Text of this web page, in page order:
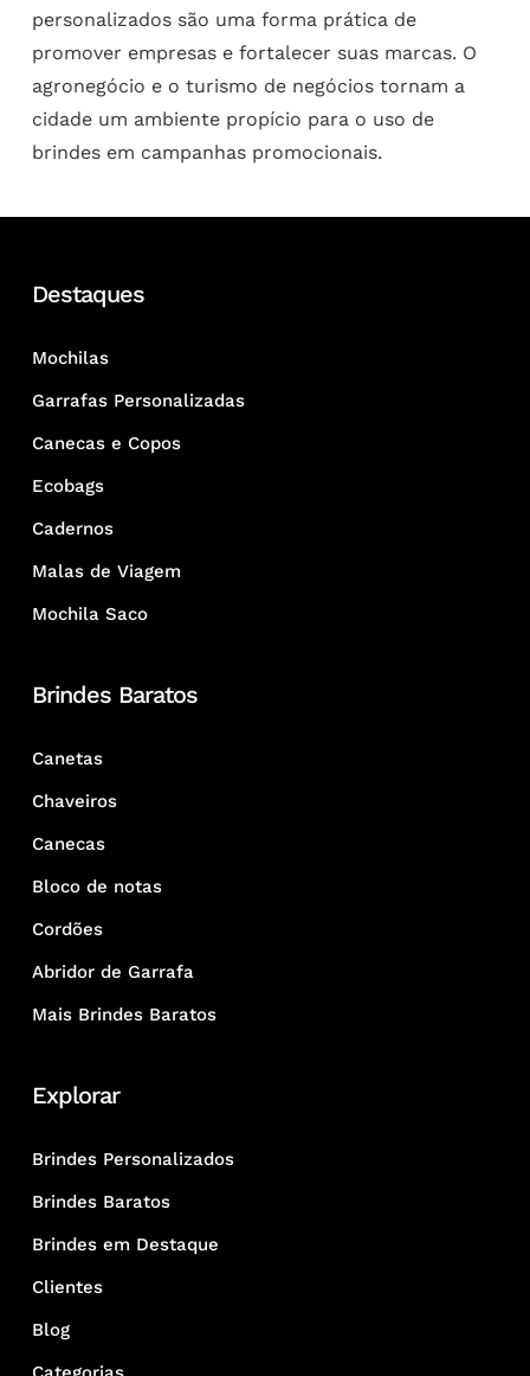
personalizados são uma forma prática de
promover empresas e fortalecer suas marcas. O
agronegócio e o turismo de negócios tornam a
cidade um ambiente propício para o uso de
brindes em campanhas promocionais.
Destaques
Mochilas
Garrafas Personalizadas
Canecas e Copos
Ecobags
Cadernos
Malas de Viagem
Mochila Saco
Brindes Baratos
Canetas
Chaveiros
Canecas
Bloco de notas
Cordões
Abridor de Garrafa
Mais Brindes Baratos
Explorar
Brindes Personalizados
Brindes Baratos
Brindes em Destaque
Clientes
Blog